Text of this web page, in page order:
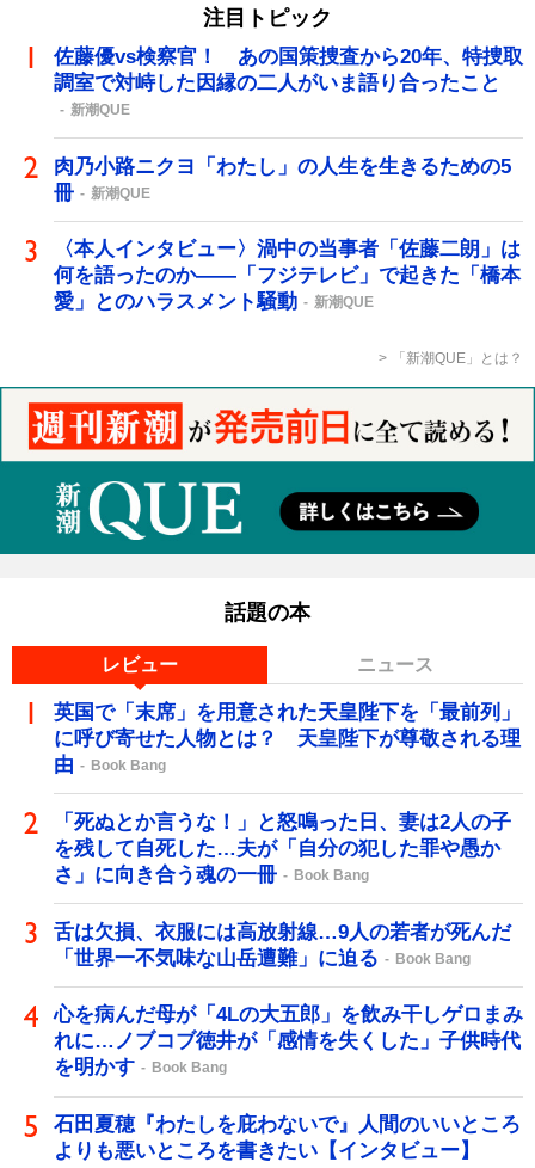
注目トピック
佐藤優vs検察官！ あの国策捜査から20年、特捜取
調室で対峙した因縁の二人がいま語り合ったこと
新潮QUE
肉乃小路ニクヨ「わたし」の人生を生きるための5
冊
新潮QUE
〈本人インタビュー〉渦中の当事者「佐藤二朗」は
何を語ったのか――「フジテレビ」で起きた「橋本
愛」とのハラスメント騒動
新潮QUE
「新潮QUE」とは？
話題の本
レビュー ニュース
英国で「末席」を用意された天皇陛下を「最前列」
に呼び寄せた人物とは？ 天皇陛下が尊敬される理
由
Book Bang
「死ぬとか言うな！」と怒鳴った日、妻は2人の子
を残して自死した…夫が「自分の犯した罪や愚か
さ」に向き合う魂の一冊
Book Bang
舌は欠損、衣服には高放射線…9人の若者が死んだ
「世界一不気味な山岳遭難」に迫る
Book Bang
心を病んだ母が「4Lの大五郎」を飲み干しゲロまみ
れに…ノブコブ徳井が「感情を失くした」子供時代
を明かす
Book Bang
石田夏穂『わたしを庇わないで』人間のいいところ
よりも悪いところを書きたい【インタビュー】